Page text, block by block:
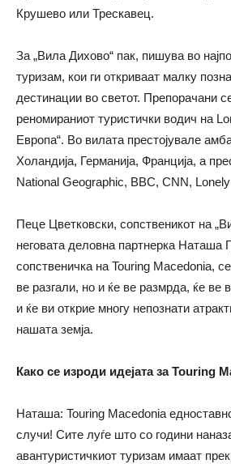
Крушево или Трескавец.
За „Вила Дихово“ пак, пишува во
туризам, кои ги откриваат малку
дестинации во светот. Препорачани
реномираниот туристички водич на
Европа“. Во вилата престојувале
Холандија, Германија, Франција, а
National Geographic, BBC, CNN,
Пеце Цветковски, сопственикот на
неговата деловна партнерка Наташа
сопственичка на Touring Macedonia,
ве разгали, но и ќе ве размрда, ќе ве
и ќе ви открие многу непознати
нашата земја.
Како се изроди идејата заTouring
Наташа: Touring Macedonia
случи! Сите луѓе што со години
авантуристичкиот туризам имаат